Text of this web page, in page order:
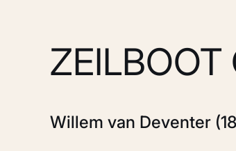
ZEILBOOT
Willem van Deventer